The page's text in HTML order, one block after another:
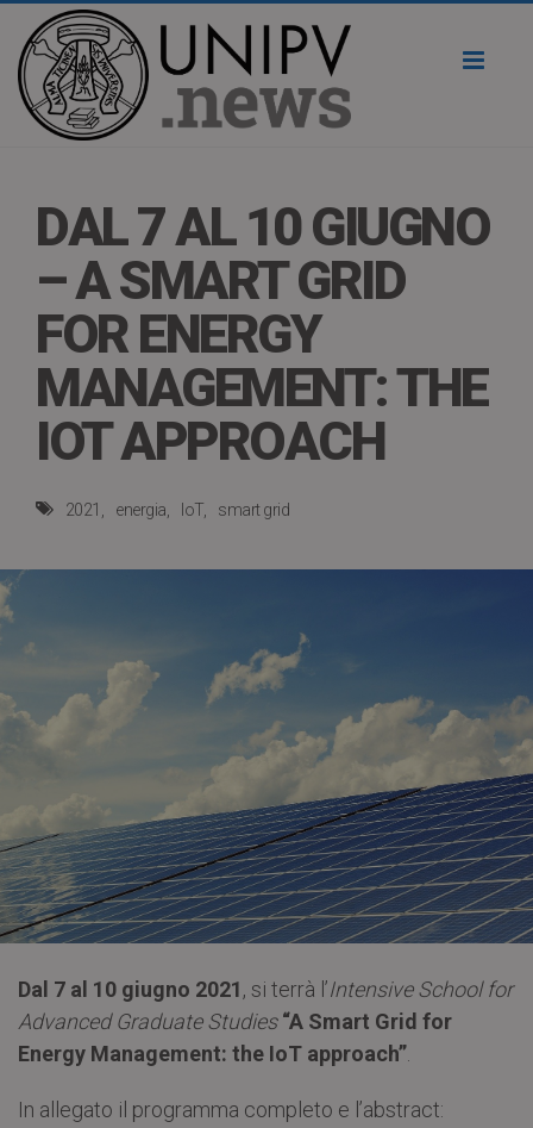
DAL 7 AL 10 GIUGNO
– A SMART GRID
FOR ENERGY
MANAGEMENT: THE
IOT APPROACH
2021 energia IoT smart grid
Dal 7 al 10 giugno 2021, si terrà l’Intensive School for
Advanced Graduate Studies “A Smart Grid for
Energy Management: the IoT approach”
In allegato il programma completo e l’abstract: